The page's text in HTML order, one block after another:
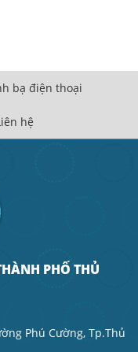
bạ điện thoại
hệ
PHỐ THỦ
Phú Cường, Tp.Thủ